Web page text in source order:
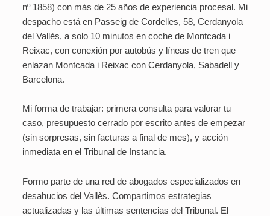
nº 1858) con más de 25 años de experiencia procesal. Mi
despacho está en Passeig de Cordelles, 58, Cerdanyola
del Vallès, a solo 10 minutos en coche de Montcada i
Reixac, con conexión por autobús y líneas de tren que
enlazan Montcada i Reixac con Cerdanyola, Sabadell y
Barcelona.
Mi forma de trabajar: primera consulta para valorar tu
caso, presupuesto cerrado por escrito antes de empezar
(sin sorpresas, sin facturas a final de mes), y acción
inmediata en el Tribunal de Instancia.
Formo parte de una red de abogados especializados en
desahucios del Vallès. Compartimos estrategias
actualizadas y las últimas sentencias del Tribunal. El